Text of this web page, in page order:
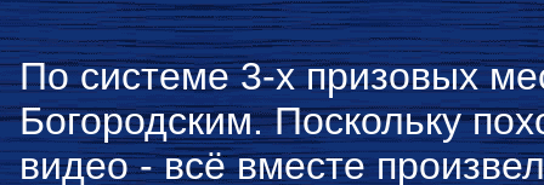
По системе 3-х призовых
Богородским. Поскольку
видео - всё вместе